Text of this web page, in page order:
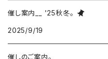
220-60
160-60
220-120
220-60
ストライプ
ボーダー
催し案内__ '25秋冬。
2025/9/19
催しのご案内。